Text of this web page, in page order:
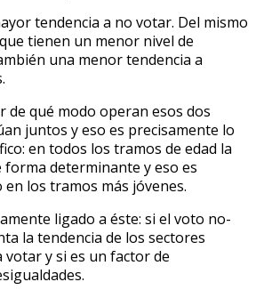
tendencia a no votar. Del mismo
tienen un menor nivel de
una menor tendencia a
de qué modo operan esos dos
juntos y eso es precisamente lo
en todos los tramos de edad la
forma determinante y eso es
los tramos más jóvenes.
ligado a éste: si el voto no-
la tendencia de los sectores
votar y si es un factor de